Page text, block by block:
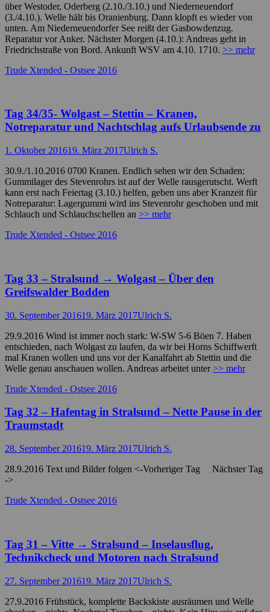
über Westoder, Oderberg (2.10./3.10.) und Niederneuendorf
(3./4.10.). Welle hält bis Oranienburg. Dann klopft es wieder von
unten. Am Niederneuendorfer See reißt der Gasbowdenzug.
Reparatur vor Anker. Nächster Morgen (4.10.): Andreas geht in
Friedrichstraße von Bord. Ankunft WSV am 4.10. 1710. >> mehr
Kategorien
Trude Xtended - Ostsee 2016
Tag 34/35- Wolgast – Stettin – Kranen,
Notreparatur und Nachtschlag aufs Urlaubsende zu
Posted
1. Oktober 201619. März 2017Autor
Ulrich S.
30.9./1.10.2016 0700 Kranen. Endlich sehen wir den Schaden:
Gummilager des Stevenrohrs ist auf der Welle rausgerutscht. Werft
kann erst nach Feiertag (3.10.) helfen, geben uns aber Kranzeit für
Notreparatur: Lagergummi wird ins Stevenrohr geschoben und mit
Schlauch und Schlauchschellen an >> mehr
Kategorien
Trude Xtended - Ostsee 2016
Tag 33 – Stralsund → Wolgast – Über den
Greifswalder Bodden
Posted
30. September 201619. März 2017Autor
Ulrich S.
29.9.2016 Wind ist immer noch stark: W-SW 5-6 Böen 7. Haben
entschieden, nach Wolgast zu laufen, da wir bei Horns Schiffwerft
mal Kranen wollen und uns vor der Kanalfahrt ab Stettin und die
Welle genau anschauen wollen. Andreas arbeitet unter >> mehr
Kategorien
Trude Xtended - Ostsee 2016
Tag 32 – Hafentag in Stralsund – Nette Pause in der
Traumstadt
Posted
28. September 201619. März 2017Autor
Ulrich S.
28.9.2016 Text und Bilder folgen <-Vorheriger Tag Nächster Tag
->
Kategorien
Trude Xtended - Ostsee 2016
Tag 31 – Vitte → Stralsund – Inselausflug,
Technikcheck und Motoren nach Stralsund
Posted
27. September 201619. März 2017Autor
Ulrich S.
27.9.2016 Frühstück, komplette Backskiste ausräumen und Welle